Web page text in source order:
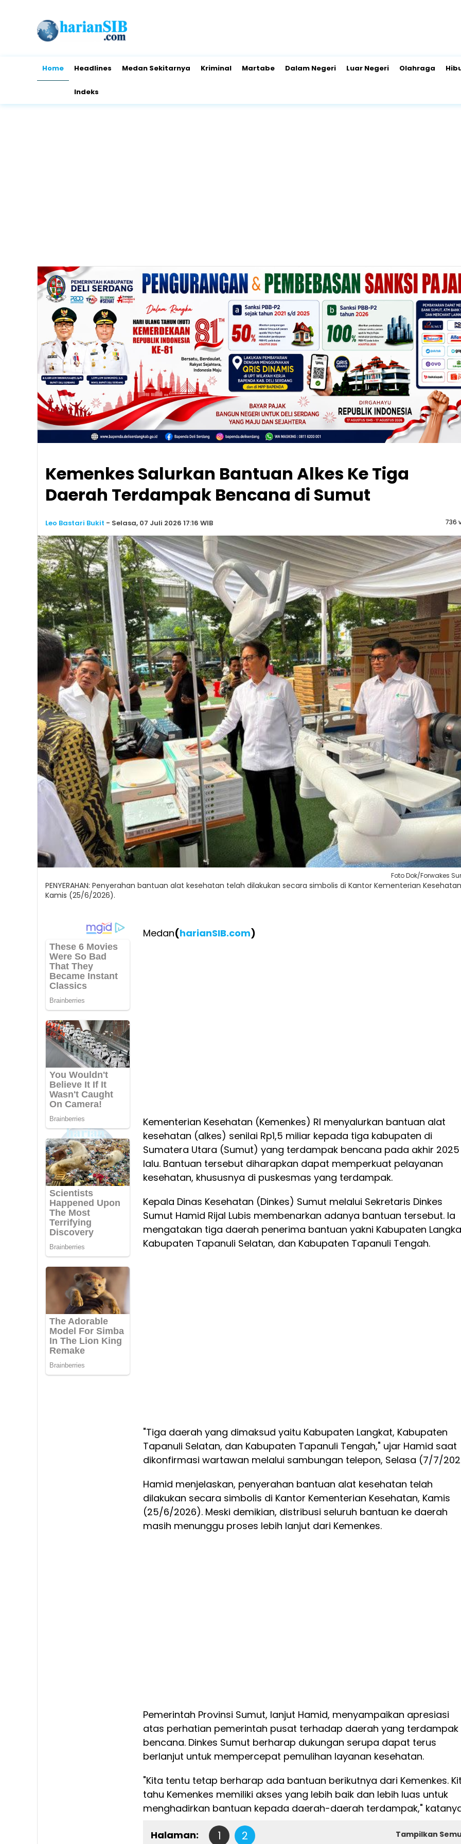
Home Headlines Medan Sekitarnya Kriminal Martabe Dalam Negeri Luar Negeri Olahraga
Indeks
Kemenkes Salurkan Bantuan Alkes Ke Tiga
Daerah Terdampak Bencana di Sumut
Leo Bastari Bukit - Selasa, 07 Juli 2026 17:16 WIB 736
Foto Dok/Forwakes
PENYERAHAN: Penyerahan bantuan alat kesehatan telah dilakukan secara simbolis di Kantor Kementerian
Kamis (25/6/2026).
Medan(harianSIB.com)
Kementerian Kesehatan (Kemenkes) RI menyalurkan bantuan alat
kesehatan (alkes) senilai Rp1,5 miliar kepada tiga kabupaten di
Sumatera Utara (Sumut) yang terdampak bencana pada akhir 2025
lalu. Bantuan tersebut diharapkan dapat memperkuat pelayanan
kesehatan, khususnya di puskesmas yang terdampak.
Kepala Dinas Kesehatan (Dinkes) Sumut melalui Sekretaris Dinkes
Sumut Hamid Rijal Lubis membenarkan adanya bantuan tersebut. Ia
mengatakan tiga daerah penerima bantuan yakni Kabupaten
Kabupaten Tapanuli Selatan, dan Kabupaten Tapanuli Tengah.
"Tiga daerah yang dimaksud yaitu Kabupaten Langkat, Kabupaten
Tapanuli Selatan, dan Kabupaten Tapanuli Tengah," ujar Hamid saat
dikonfirmasi wartawan melalui sambungan telepon, Selasa (7/7/
Hamid menjelaskan, penyerahan bantuan alat kesehatan telah
dilakukan secara simbolis di Kantor Kementerian Kesehatan, Kamis
(25/6/2026). Meski demikian, distribusi seluruh bantuan ke daerah
masih menunggu proses lebih lanjut dari Kemenkes.
Pemerintah Provinsi Sumut, lanjut Hamid, menyampaikan apresiasi
atas perhatian pemerintah pusat terhadap daerah yang terdampak
bencana. Dinkes Sumut berharap dukungan serupa dapat terus
berlanjut untuk mempercepat pemulihan layanan kesehatan.
"Kita tentu tetap berharap ada bantuan berikutnya dari Kemenkes.
tahu Kemenkes memiliki akses yang lebih baik dan lebih luas untuk
menghadirkan bantuan kepada daerah-daerah terdampak,"
Halaman: 1 2 Tampilkan